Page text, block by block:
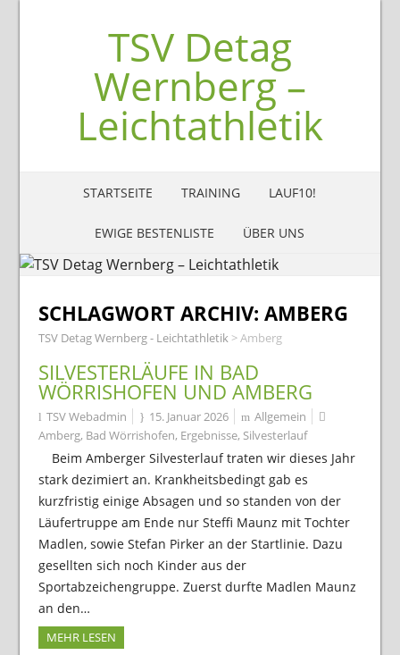
TSV Detag
Wernberg –
Leichtathletik
STARTSEITE TRAINING LAUF10!
EWIGE BESTENLISTE ÜBER UNS
SCHLAGWORT ARCHIV: AMBERG
TSV Detag Wernberg - Leichtathletik>Amberg
SILVESTERLÄUFE IN BAD
WÖRRISHOFEN UND AMBERG
TSV Webadmin 15. Januar 2026
Allgemein
Amberg, Bad Wörrishofen, Ergebnisse, Silvesterlauf
Beim Amberger Silvesterlauf traten wir dieses Jahr
stark dezimiert an. Krankheitsbedingt gab es
kurzfristig einige Absagen und so standen von der
Läufertruppe am Ende nur Steffi Maunz mit Tochter
Madlen, sowie Stefan Pirker an der Startlinie. Dazu
gesellten sich noch Kinder aus der
Sportabzeichengruppe. Zuerst durfte Madlen Maunz
an den…
MEHR LESEN